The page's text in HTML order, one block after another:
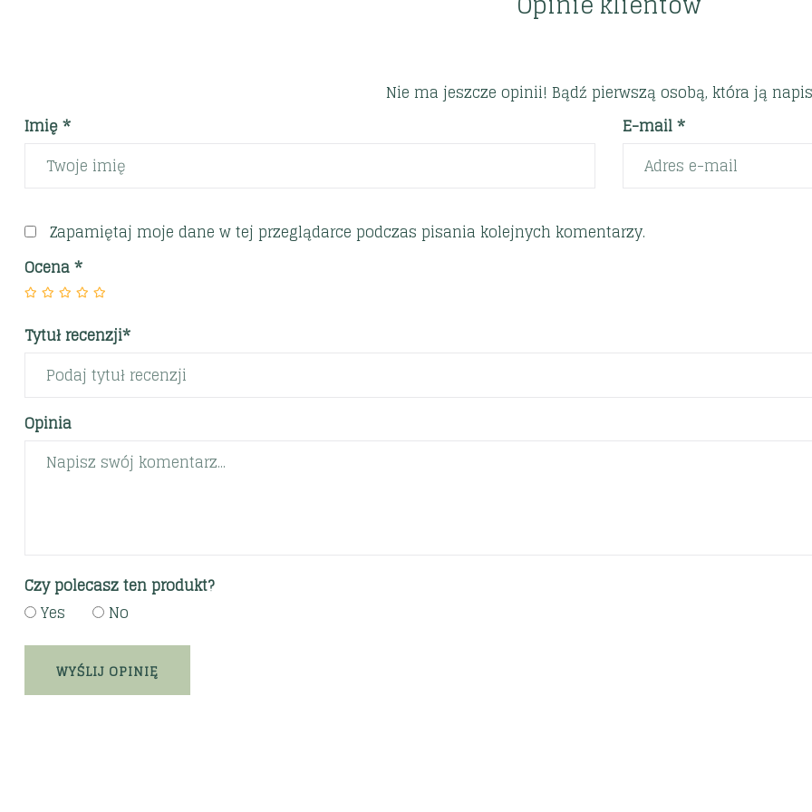
Nie ma jeszcze opinii! Bądź pierwszą osobą, która ją
Imię *
E-mail *
Zapamiętaj moje dane w tej przeglądarce podczas pisania kolejnych komentarzy.
Ocena*
Tytuł recenzji*
Opinia
Czy polecasz ten produkt?
Yes
No